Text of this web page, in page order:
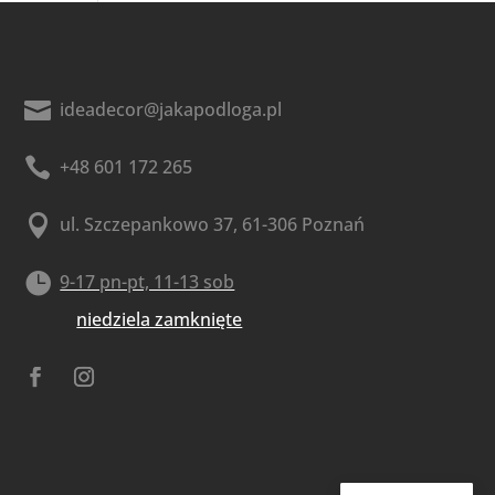
 ideadecor@jakapodloga.pl
 +48 601 172 265
 ul. Szczepankowo 37, 61-306 Poznań
 9-17 pn-pt, 11-13 sob
niedziela zamknięte